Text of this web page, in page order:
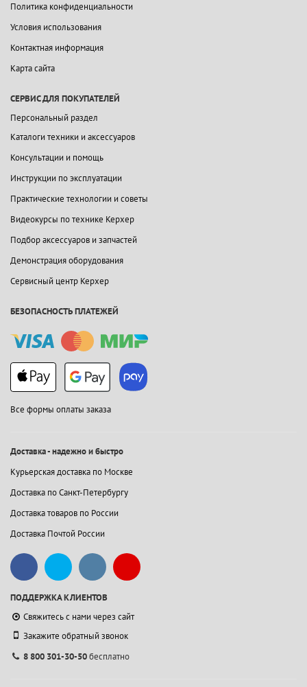
Политика конфиденциальности
Условия использования
Контактная информация
Карта сайта
СЕРВИС ДЛЯ ПОКУПАТЕЛЕЙ
Персональный раздел
Каталоги техники и аксессуаров
Консультации и помощь
Инструкции по эксплуатации
Практические технологии и советы
Видеокурсы по технике Керхер
Подбор аксессуаров и запчастей
Демонстрация оборудования
Сервисный центр Керхер
БЕЗОПАСНОСТЬ ПЛАТЕЖЕЙ
Все формы оплаты заказа
Доставка - надежно и быстро
Курьерская доставка по Москве
Доставка по Санкт-Петербургу
Доставка товаров по России
Доставка Почтой России
ПОДДЕРЖКА КЛИЕНТОВ
Свяжитесь с нами через сайт
Закажите обратный звонок
8 800 301-30-50бесплатно